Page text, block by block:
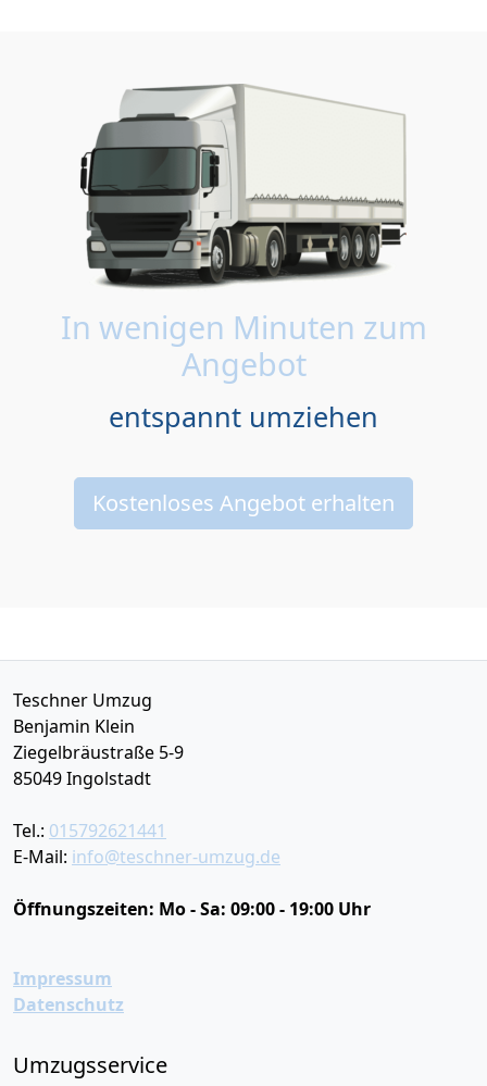
In wenigen Minuten zum
Angebot
entspannt umziehen
Kostenloses Angebot erhalten
Teschner Umzug
Benjamin Klein
Ziegelbräustraße 5-9
85049Ingolstadt
Tel.: 015792621441
E-Mail: info@teschner-umzug.de
Öffnungszeiten: Mo - Sa: 09:00 - 19:00 Uhr
Impressum
Datenschutz
Umzugsservice